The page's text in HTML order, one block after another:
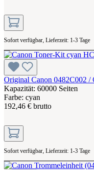
Sofort verfügbar, Lieferzeit: 1-3 Tage
Original Canon 0482C002
Kapazität: 60000 Seiten
Farbe: cyan
192,46 € brutto
Sofort verfügbar, Lieferzeit: 1-3 Tage